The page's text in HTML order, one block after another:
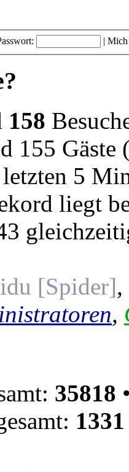
| Mich
158
155 Gäste
5
liegt
[Spider],
,
35818
1331